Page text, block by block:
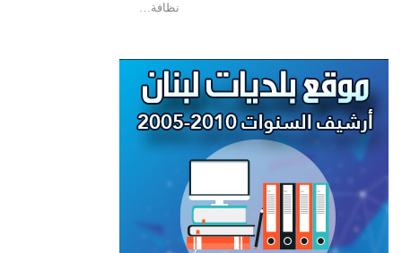
نظافة…